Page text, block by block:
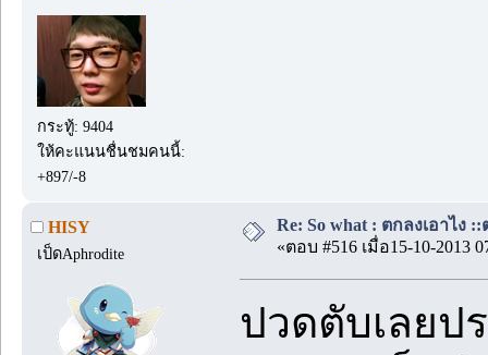
กระทู้: 9404
ให้คะแนนชื่นชมคนนี้:
+897/-8
HISY
เป็ดAphrodite
Re: So what : ตกลงเอาไง ::
«ตอบ #516 เมื่อ15-10-2013
ปวดตับเลยป